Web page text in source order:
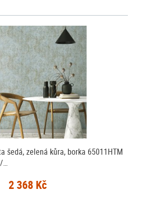
šedá, zelená kůra, borka 65011HTM
/…
2 368 Kč